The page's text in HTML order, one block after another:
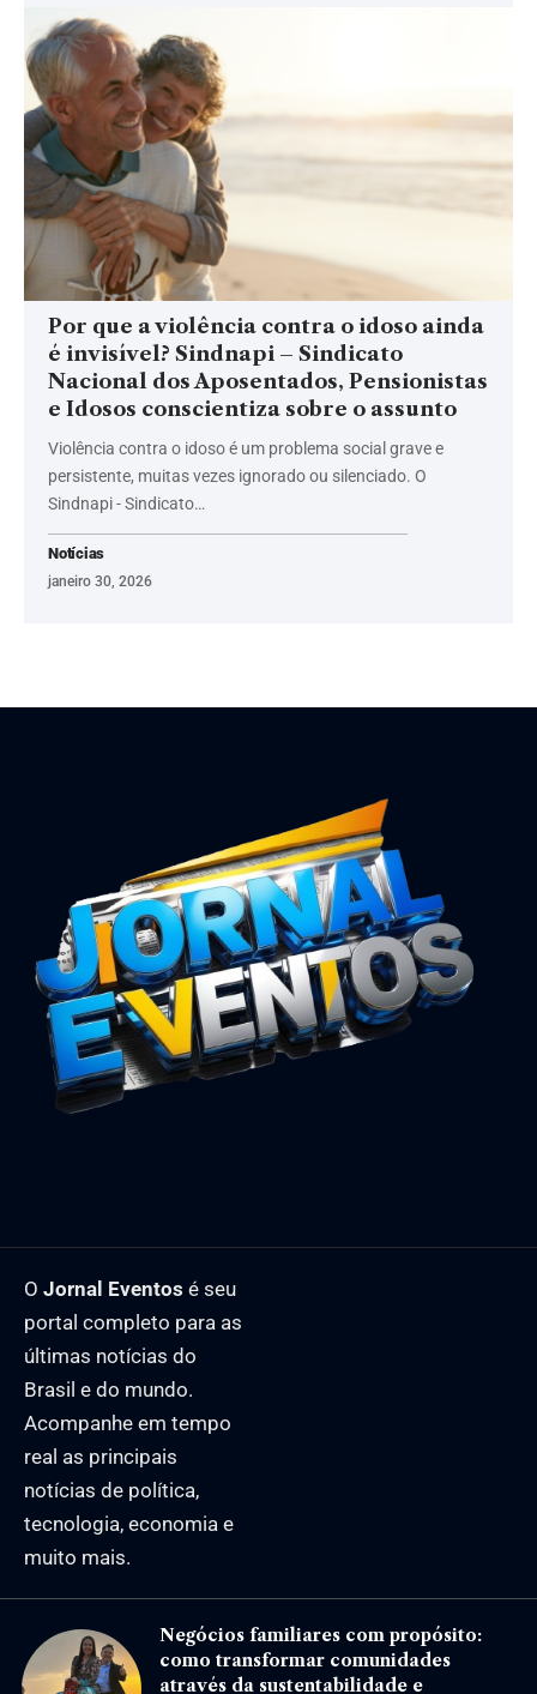
Por que a violência contra o idoso ainda
é invisível? Sindnapi – Sindicato
Nacional dos Aposentados, Pensionistas
e Idosos conscientiza sobre o assunto
Violência contra o idoso é um problema social grave e
persistente, muitas vezes ignorado ou silenciado. O
Sindnapi - Sindicato…
Notícias
janeiro 30, 2026
O Jornal Eventos é seu
portal completo para as
últimas notícias do
Brasil e do mundo.
Acompanhe em tempo
real as principais
notícias de política,
tecnologia, economia e
muito mais.
Negócios familiares com propósito:
como transformar comunidades
através da sustentabilidade e